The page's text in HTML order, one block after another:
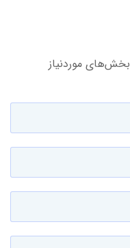
بخش‌های موردنیاز